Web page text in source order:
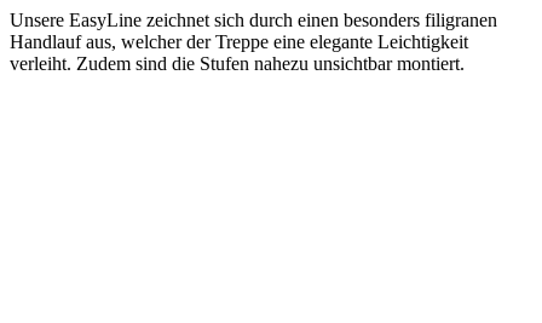
Unsere EasyLine zeichnet sich durch einen besonders filigranen
Handlauf aus, welcher der Treppe eine elegante Leichtigkeit
verleiht. Zudem sind die Stufen nahezu unsichtbar montiert.